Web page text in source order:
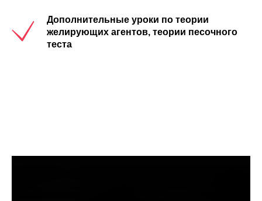
Дополнительные уроки по теории
желирующих агентов, теории песочного
теста